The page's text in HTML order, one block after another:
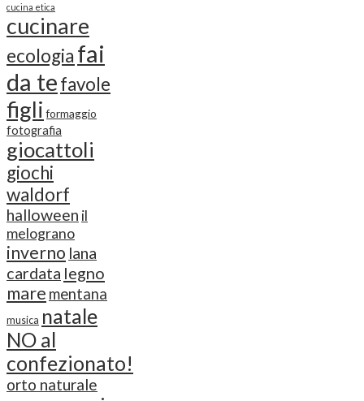
cucina etica
cucinare
ecologia fai
da tefavole
figli formaggio
fotografia
giocattoli
giochi
waldorf
halloween il
melograno
inverno lana
cardata legno
mare mentana
musica natale
NO al
confezionato!
orto naturale